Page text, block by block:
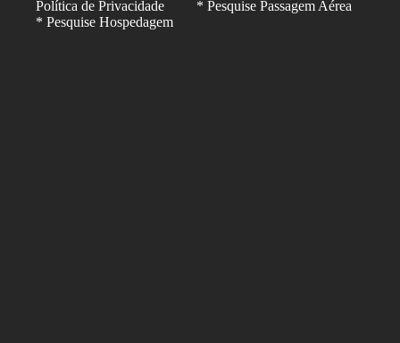
Política de Privacidade
* Pesquise Passagem Aérea
* Pesquise Hospedagem